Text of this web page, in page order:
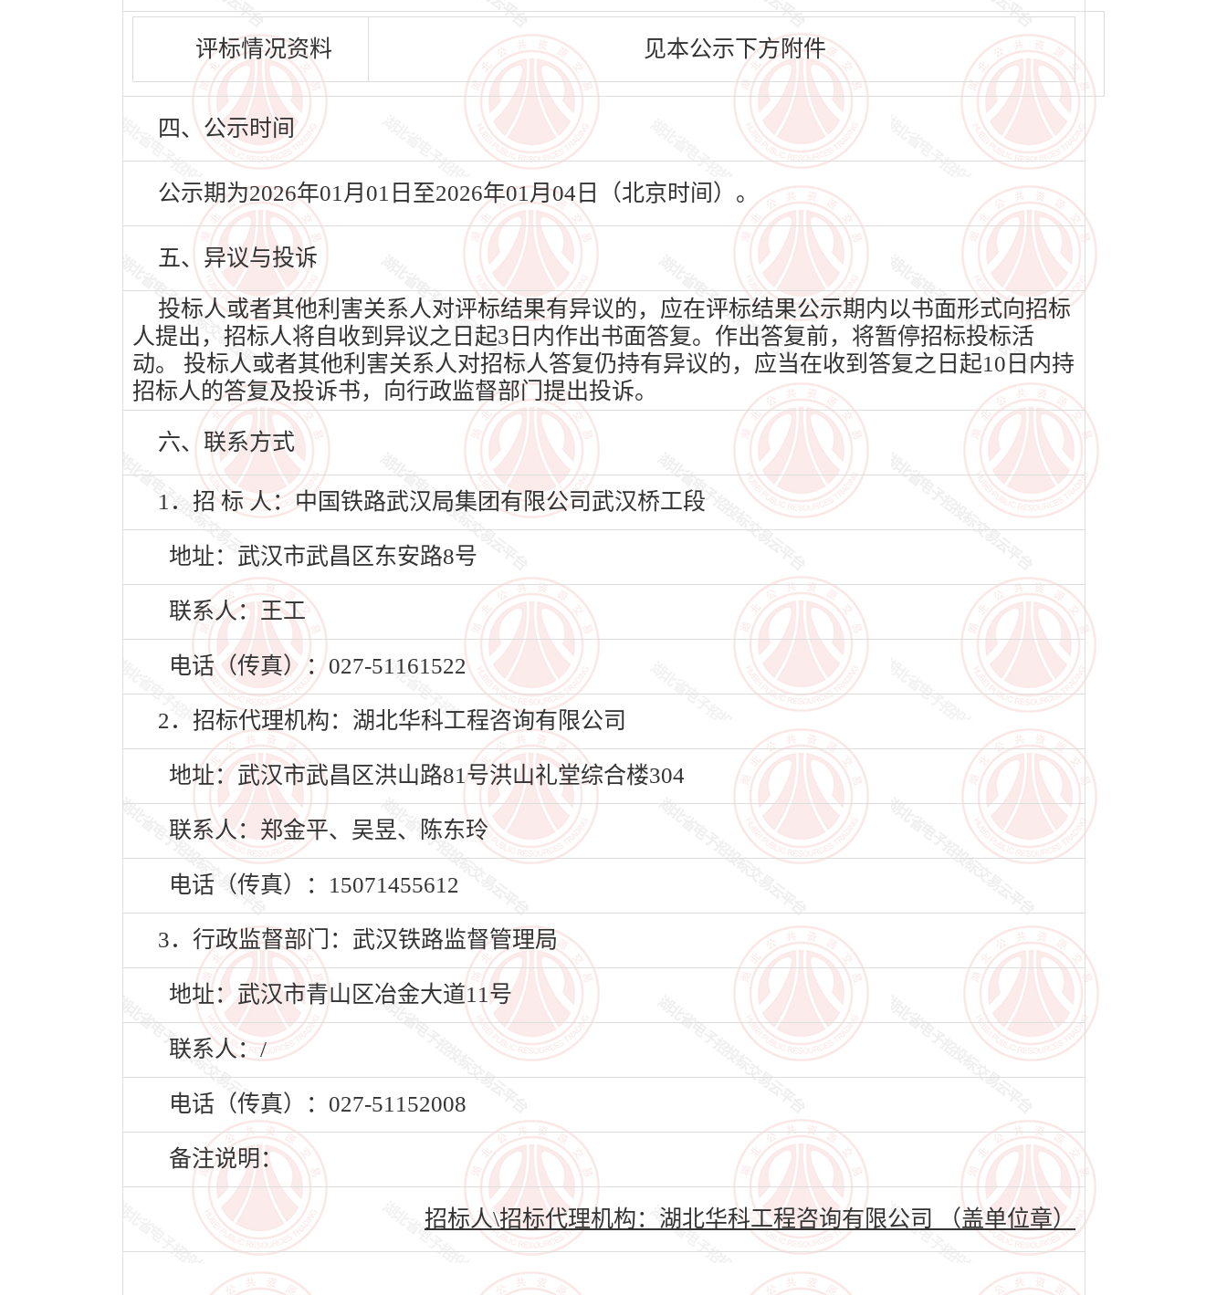
评标情况资料 见本公示下方附件
四、公示时间
公示期为2026年01月01日至2026年01月04日（北京时间）。
五、异议与投诉
投标人或者其他利害关系人对评标结果有异议的，应在评标结果公示期内以书面形式向招标
人提出，招标人将自收到异议之日起3日内作出书面答复。作出答复前，将暂停招标投标活
动。 投标人或者其他利害关系人对招标人答复仍持有异议的，应当在收到答复之日起10日内持
招标人的答复及投诉书，向行政监督部门提出投诉。
六、联系方式
1．招 标 人：中国铁路武汉局集团有限公司武汉桥工段
地址：武汉市武昌区东安路8号
联系人：王工
电话（传真）：027-51161522
2．招标代理机构：湖北华科工程咨询有限公司
地址：武汉市武昌区洪山路81号洪山礼堂综合楼304
联系人：郑金平、吴昱、陈东玲
电话（传真）：15071455612
3．行政监督部门：武汉铁路监督管理局
地址：武汉市青山区冶金大道11号
联系人：/
电话（传真）：027-51152008
备注说明：
招标人\招标代理机构：湖北华科工程咨询有限公司 （盖单位章）